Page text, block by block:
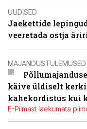
UUDISED
Jaekettide
veeretada ostja
MAJANDUSTULEMUSED
käive üldiselt
kahekordistus kui
E-Piimast laekumata